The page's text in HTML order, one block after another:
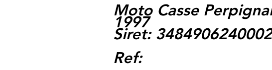
Moto Casse
1997
Siret:
Ref: